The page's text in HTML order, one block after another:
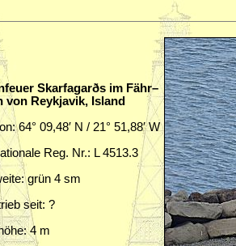
Skarfagarðs im Fähr–
von Reykjavik, Island
64° 09,48′ N / 21° 51,88′ W
Reg. Nr.: L 4513.3
grün 4 sm
seit: ?
4 m